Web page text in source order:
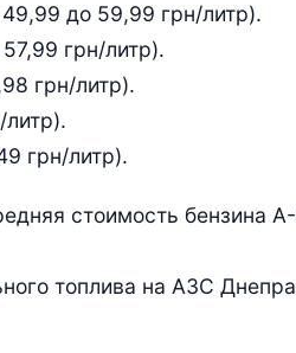
до 59,99 грн/литр).
грн/литр).
грн/литр).
грн/литр).
стоимость бензина
топлива на АЗС